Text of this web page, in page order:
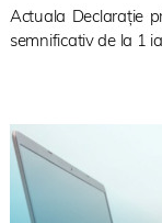
Actuala Declarație
semnificativ de la 1